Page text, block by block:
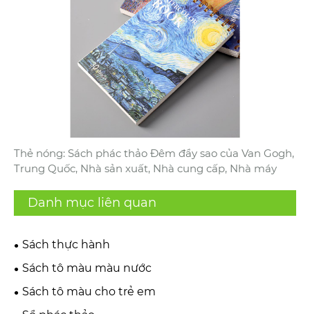
Thẻ nóng: Sách phác thảo Đêm đầy sao của Van Gogh,
Trung Quốc, Nhà sản xuất, Nhà cung cấp, Nhà máy
Danh mục liên quan
Sách thực hành
Sách tô màu màu nước
Sách tô màu cho trẻ em